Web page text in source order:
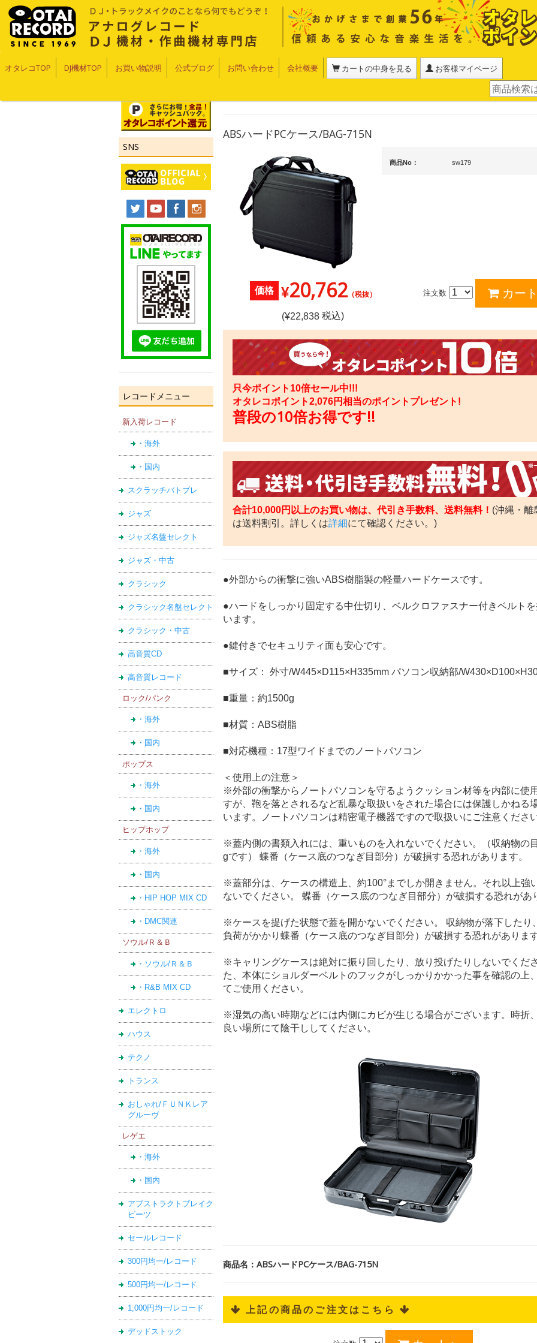
オタレコTOP DJ機材TOP お買い物説明 公式ブログ お問い合わせ 会社概要 カートの中身を見る お客様マイページ
SNS
レコードメニュー
新入荷レコード
・海外
・国内
スクラッチバトブレ
ジャズ
ジャズ名盤セレクト
ジャズ・中古
クラシック
クラシック名盤セレクト
クラシック・中古
高音質CD
高音質レコード
ロック/パンク
・海外
・国内
ポップス
・海外
・国内
ヒップホップ
・海外
・国内
・HIP HOP MIX CD
・DMC関連
ソウル/Ｒ＆Ｂ
・ソウル/Ｒ＆Ｂ
・R&B MIX CD
エレクトロ
ハウス
テクノ
トランス
おしゃれ/ＦＵＮＫレア
グルーヴ
レゲエ
・海外
・国内
アブストラクトブレイク
ビーツ
セールレコード
300円均一/レコード
500円均一/レコード
1,000円均一/レコード
デッドストック
ABSハードPCケース/BAG-715N
商品No： sw179
価格 ¥20,762（税抜）
(¥22,838 税込)
注文数
只今ポイント10倍セール中!!!
オタレコポイント2,076円相当のポイントプレゼント!
普段の10倍お得です!!
合計10,000円以上のお買い物は、代引き手数料、送料無料！ (沖縄・離
は送料割引。詳しくは詳細にて確認ください。)
●外部からの衝撃に強いABS樹脂製の軽量ハードケースです。
●ハードをしっかり固定する中仕切り、ベルクロファスナー付きベルト
います。
●鍵付きでセキュリティ面も安心です。
■サイズ： 外寸/W445×D115×H335mm パソコン収納部/
■重量：約1500g
■材質：ABS樹脂
■対応機種：17型ワイドまでのノートパソコン
＜使用上の注意＞
※外部の衝撃からノートパソコンを守るようクッション材等を内部に使
すが、鞄を落とされるなど乱暴な取扱いをされた場合には保護しかねる
います。ノートパソコンは精密電子機器ですので取扱いにご注意くださ
※蓋内側の書類入れには、重いものを入れないでください。（収納物の
gです） 蝶番（ケース底のつなぎ目部分）が破損する恐れがあります。
※蓋部分は、ケースの構造上、約100°までしか開きません。それ以上強
ないでください。 蝶番（ケース底のつなぎ目部分）が破損する恐れがあ
※ケースを提げた状態で蓋を開かないでください。 収納物が落下したり
負荷がかかり蝶番（ケース底のつなぎ目部分）が破損する恐れがありま
※キャリングケースは絶対に振り回したり、放り投げたりしないでくだ
た、本体にショルダーベルトのフックがしっかりかかった事を確認の上
てご使用ください。
※湿気の高い時期などには内側にカビが生じる場合がございます。時折
良い場所にて陰干ししてください。
商品名：ABSハードPCケース/BAG-715N
 上記の商品のご注文はこちら 